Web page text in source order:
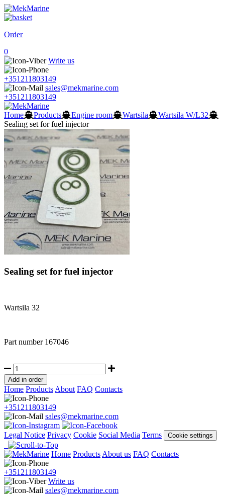
Order
0
Write us
+351211803149
sales@mekmarine.com
+351211803149
Home Products Engine room Wartsila
Wartsila W/L32
Sealing set for fuel injector
Sealing set for fuel injector
Wartsila 32
Part number 167046
Home ProductsAbout FAQ Contacts
+351211803149
sales@mekmarine.com
Legal Notice Privacy Cookie Social Media Terms Cookie settings
Home ProductsAbout us FAQ Contacts
+351211803149
Write us
sales@mekmarine.com